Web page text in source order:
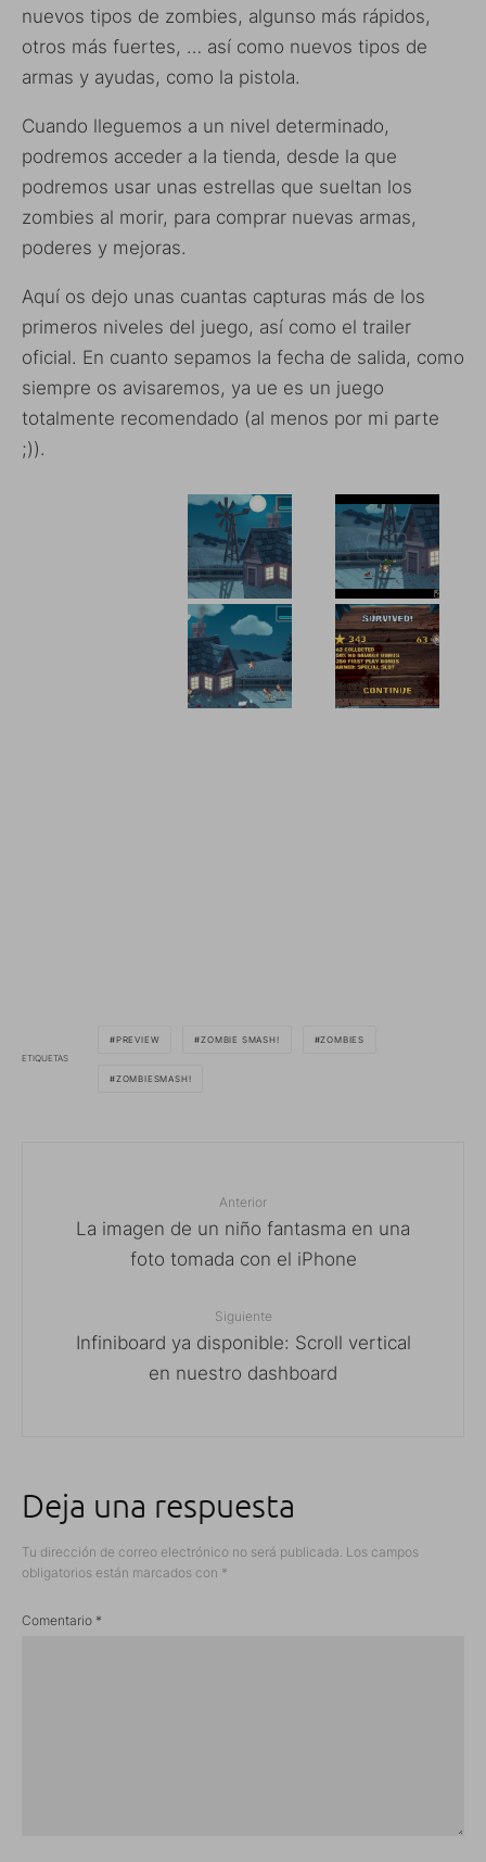
nuevos tipos de zombies, algunso más rápidos,
otros más fuertes, … así como nuevos tipos de
armas y ayudas, como la pistola.
Cuando lleguemos a un nivel determinado,
podremos acceder a la tienda, desde la que
podremos usar unas estrellas que sueltan los
zombies al morir, para comprar nuevas armas,
poderes y mejoras.
Aquí os dejo unas cuantas capturas más de los
primeros niveles del juego, así como el trailer
oficial. En cuanto sepamos la fecha de salida, como
siempre os avisaremos, ya ue es un juego
totalmente recomendado (al menos por mi parte
;)).
ETIQUETAS
PREVIEW ZOMBIE SMASH! ZOMBIES
ZOMBIESMASH!
Anterior
La imagen de un niño fantasma en una
foto tomada con el iPhone
Siguiente
Infiniboard ya disponible: Scroll vertical
en nuestro dashboard
Deja una respuesta
Tu dirección de correo electrónico no será publicada. Los campos
obligatorios están marcados con *
Comentario *